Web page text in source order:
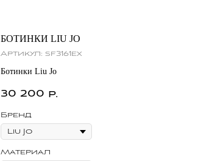
БОТИНКИ LIU JO
Артикул: sf3161ex
Ботинки Liu Jo
30 200 р.
Бренд
Материал